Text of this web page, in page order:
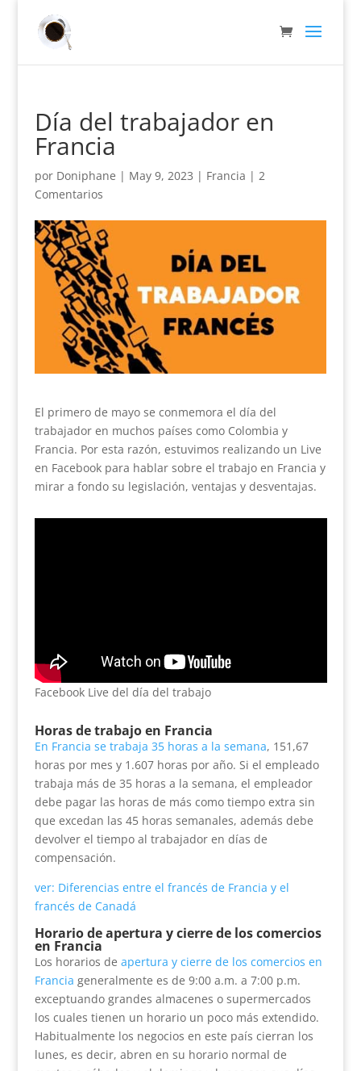
Día del trabajador en
Francia
por Doniphane | May 9, 2023 | Francia | 2
Comentarios
El primero de mayo se conmemora el día del
trabajador en muchos países como Colombia y
Francia. Por esta razón, estuvimos realizando un Live
en Facebook para hablar sobre el trabajo en Francia y
mirar a fondo su legislación, ventajas y desventajas.
Facebook Live del día del trabajo
Horas de trabajo en Francia
En Francia se trabaja 35 horas a la semana, 151,67
horas por mes y 1.607 horas por año. Si el empleado
trabaja más de 35 horas a la semana, el empleador
debe pagar las horas de más como tiempo extra sin
que excedan las 45 horas semanales, además debe
devolver el tiempo al trabajador en días de
compensación.
ver: Diferencias entre el francés de Francia y el
francés de Canadá
Horario de apertura y cierre de los comercios
en Francia
Los horarios de apertura y cierre de los comercios en
Francia generalmente es de 9:00 a.m. a 7:00 p.m.
exceptuando grandes almacenes o supermercados
los cuales tienen un horario un poco más extendido.
Habitualmente los negocios en este país cierran los
lunes, es decir, abren en su horario normal de